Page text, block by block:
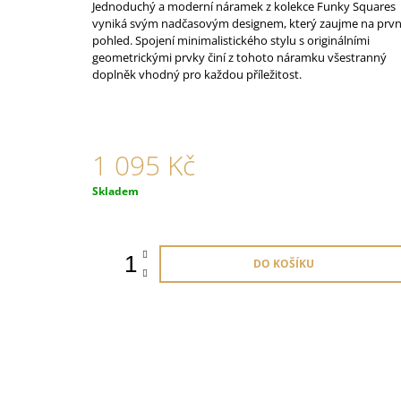
Jednoduchý a moderní náramek z kolekce Funky Squares
vyniká svým nadčasovým designem, který zaujme na
pohled. Spojení minimalistického stylu s originálními
geometrickými prvky činí z tohoto náramku všestranný
doplněk vhodný pro každou příležitost.
1 095 Kč
Měrná
Skladem
DO KOŠÍKU
825 Kč